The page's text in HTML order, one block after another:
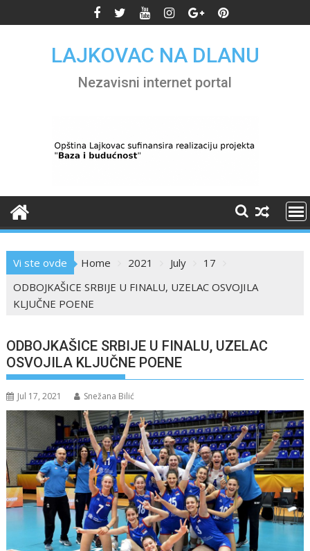
to
LAJKOVAC NA DLANU
Nezavisni internet portal
Vi ste ovde Home 2021 July
17
ODBOJKAŠICE SRBIJE U FINALU, UZELAC OSVOJILA
KLJUČNE POENE
ODBOJKAŠICE SRBIJE U FINALU, UZELAC
OSVOJILA KLJUČNE POENE
Jul 17, 2021 Snežana Bilić